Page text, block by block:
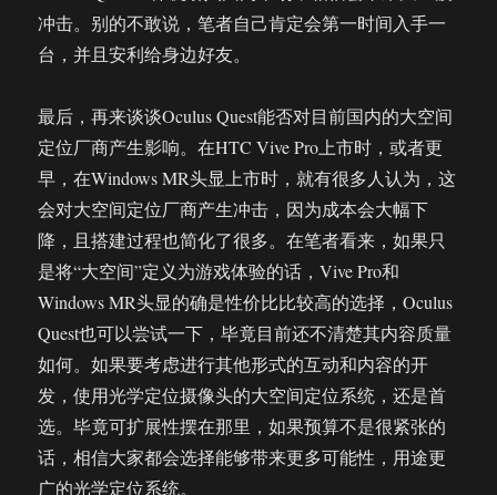
冲击。别的不敢说，笔者自己肯定会第一时间入手一
台，并且安利给身边好友。
最后，再来谈谈Oculus Quest能否对目前国内的大空间
定位厂商产生影响。在HTC Vive Pro上市时，或者更
早，在Windows MR头显上市时，就有很多人认为，这
会对大空间定位厂商产生冲击，因为成本会大幅下
降，且搭建过程也简化了很多。在笔者看来，如果只
是将“大空间”定义为游戏体验的话，Vive Pro和
Windows MR头显的确是性价比比较高的选择，Oculus
Quest也可以尝试一下，毕竟目前还不清楚其内容质量
如何。如果要考虑进行其他形式的互动和内容的开
发，使用光学定位摄像头的大空间定位系统，还是首
选。毕竟可扩展性摆在那里，如果预算不是很紧张的
话，相信大家都会选择能够带来更多可能性，用途更
广的光学定位系统。